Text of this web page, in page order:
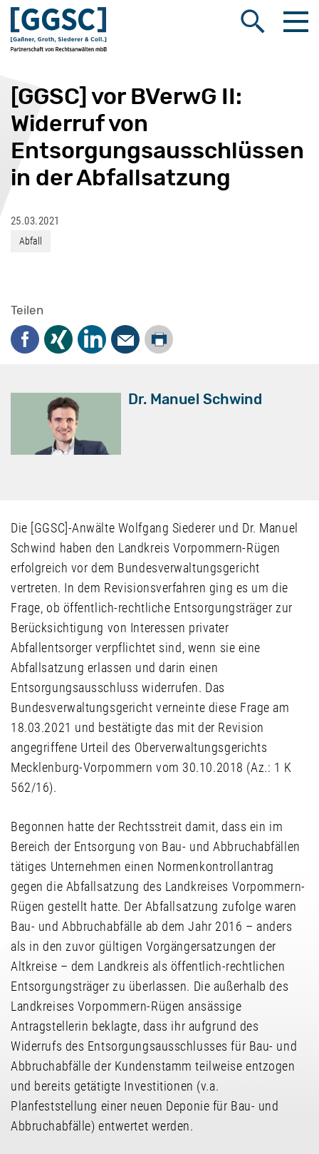
Suche öffnen
[GGSC] vor BVerwG II:
Widerruf von
Entsorgungsausschlüssen
in der Abfallsatzung
25.03.2021
Abfall
Teilen
Facebook
Xing LinkedInMail Drucken
Dr. Manuel Schwind
Die [GGSC]-Anwälte Wolfgang Siederer und Dr. Manuel
Schwind haben den Landkreis Vorpommern-Rügen
erfolgreich vor dem Bundesverwaltungsgericht
vertreten. In dem Revisionsverfahren ging es um die
Frage, ob öffentlich-rechtliche Entsorgungsträger zur
Berücksichtigung von Interessen privater
Abfallentsorger verpflichtet sind, wenn sie eine
Abfallsatzung erlassen und darin einen
Entsorgungsausschluss widerrufen. Das
Bundesverwaltungsgericht verneinte diese Frage am
18.03.2021 und bestätigte das mit der Revision
angegriffene Urteil des Oberverwaltungsgerichts
Mecklenburg-Vorpommern vom 30.10.2018 (Az.: 1 K
562/16).
Begonnen hatte der Rechtsstreit damit, dass ein im
Bereich der Entsorgung von Bau- und Abbruchabfällen
tätiges Unternehmen einen Normenkontrollantrag
gegen die Abfallsatzung des Landkreises Vorpommern-
Rügen gestellt hatte. Der Abfallsatzung zufolge waren
Bau- und Abbruchabfälle ab dem Jahr 2016 – anders
als in den zuvor gültigen Vorgängersatzungen der
Altkreise – dem Landkreis als öffentlich-rechtlichen
Entsorgungsträger zu überlassen. Die außerhalb des
Landkreises Vorpommern-Rügen ansässige
Antragstellerin beklagte, dass ihr aufgrund des
Widerrufs des Entsorgungsausschlusses für Bau- und
Abbruchabfälle der Kundenstamm teilweise entzogen
und bereits getätigte Investitionen (v.a.
Planfeststellung einer neuen Deponie für Bau- und
Abbruchabfälle) entwertet werden.